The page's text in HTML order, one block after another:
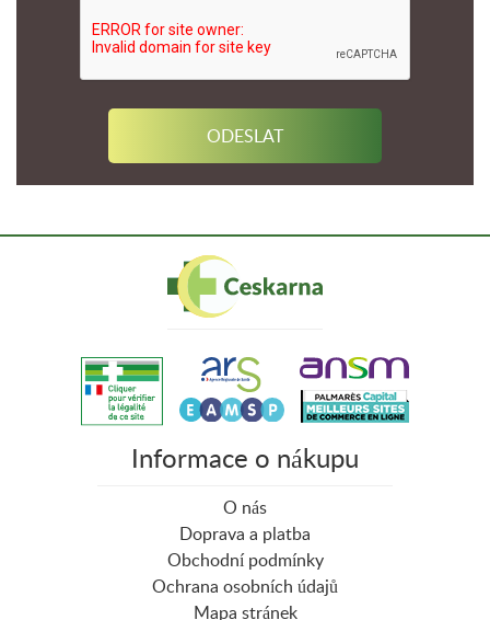
Informace o nákupu
O nás
Doprava a platba
Obchodní podmínky
Ochrana osobních údajů
Mapa stránek